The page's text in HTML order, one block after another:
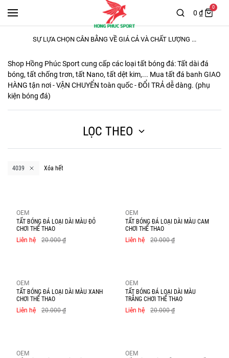
0 ₫
0
SỰ LỰA CHỌN CÂN BẰNG VỀ GIÁ CẢ VÀ CHẤT LƯỢNG ...
Shop Hồng Phúc Sport cung cấp các loạitất bóng đá: Tất dài đá
bóng, tất chống trơn, tất Nano, tất dệt kim,... Mua tất đá banh GIAO
HÀNG tận nơi - VẬN CHUYỂN toàn quốc - ĐỔI TRẢ dễ dàng. (phụ
kiện bóng đá)
LỌC THEO
4039 Xóa hết
OEM
TẤT BÓNG ĐÁ LOẠI DÀI MÀU ĐỎ
CHƠI THỂ THAO
Liên hệ
20.000 ₫
OEM
TẤT BÓNG ĐÁ LOẠI DÀI MÀU CAM
CHƠI THỂ THAO
Liên hệ
20.000 ₫
OEM
TẤT BÓNG ĐÁ LOẠI DÀI MÀU XANH
CHƠI THỂ THAO
Liên hệ
20.000 ₫
OEM
TẤT BÓNG ĐÁ LOẠI DÀI MÀU
TRẮNG CHƠI THỂ THAO
Liên hệ
20.000 ₫
OEM
OEM